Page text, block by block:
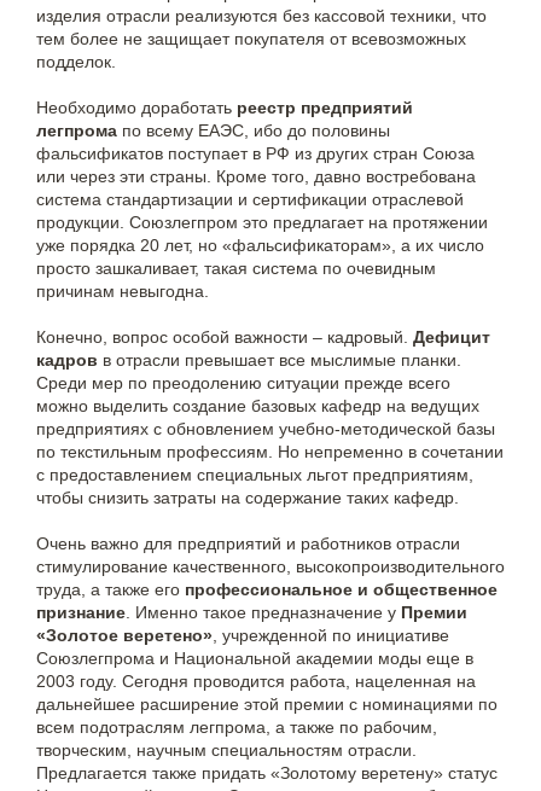
изделия отрасли реализуются без кассовой техники, что
тем более не защищает покупателя от всевозможных
подделок.
Необходимо доработать реестр предприятий
легпрома по всему ЕАЭС, ибо до половины
фальсификатов поступает в РФ из других стран Союза
или через эти страны. Кроме того, давно востребована
система стандартизации и сертификации отраслевой
продукции. Союзлегпром это предлагает на протяжении
уже порядка 20 лет, но «фальсификаторам», а их число
просто зашкаливает, такая система по очевидным
причинам невыгодна.
Конечно, вопрос особой важности – кадровый. Дефицит
кадров в отрасли превышает все мыслимые планки.
Среди мер по преодолению ситуации прежде всего
можно выделить создание базовых кафедр на ведущих
предприятиях с обновлением учебно-методической базы
по текстильным профессиям. Но непременно в сочетании
с предоставлением специальных льгот предприятиям,
чтобы снизить затраты на содержание таких кафедр.
Очень важно для предприятий и работников отрасли
стимулирование качественного, высокопроизводительного
труда, а также его профессиональное и общественное
признание. Именно такое предназначение у Премии
«Золотое веретено», учрежденной по инициативе
Союзлегпрома и Национальной академии моды еще в
2003 году. Сегодня проводится работа, нацеленная на
дальнейшее расширение этой премии с номинациями по
всем подотраслям легпрома, а также по рабочим,
творческим, научным специальностям отрасли.
Предлагается также придать «Золотому веретену» статус